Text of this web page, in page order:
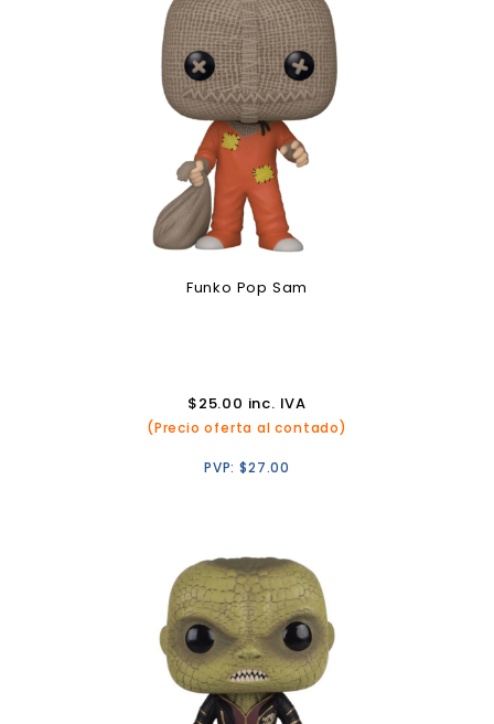
Funko Pop Sam
$25.00 inc. IVA
(Precio oferta al contado)
PVP:$27.00